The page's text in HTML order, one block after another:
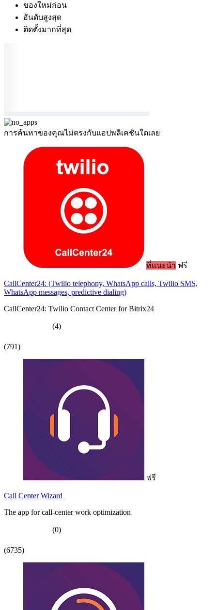
ของใหม่ก่อน
อันดับสูงสุด
ติดตั้งมากที่สุด
การค้นหาของคุณไม่ตรงกับแอปพลิเคชันใดเลย
ที่แนะนำ ฟรี
CallCenter24: (Twilio telephony, WhatsApp calls, Twilio SMS,
WhatsApp messages, predictive dialing)
CallCenter24: Twilio Contact Center for Bitrix24
(4)
(791)
ฟรี
Call Center Wizard
The app for call-center work optimization
(0)
(6735)